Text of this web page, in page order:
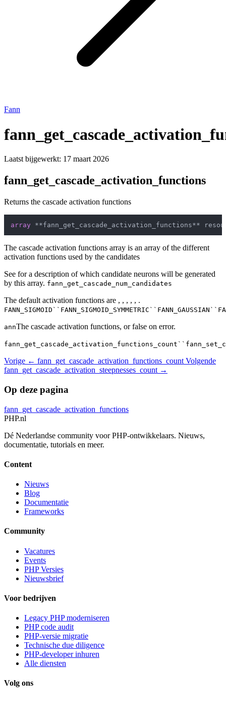
Fann
Laatst bijgewerkt: 17 maart 2026
fann_get_cascade_activation_functions
Returns the cascade activation functions
array **fann_get_cascade_activation_functions**
The cascade activation functions array is an array of the different
activation functions used by the candidates
See for a description of which candidate neurons will be generated
by this array. fann_get_cascade_num_candidates
The default activation functions are , , , , , .
annThe cascade activation functions, or false on error.
Vorige ← fann_get_cascade_activation_functions_count Volgende
fann_get_cascade_activation_steepnesses_count →
Op deze pagina
fann_get_cascade_activation_functions
PHP.nl
Dé Nederlandse community voor PHP-ontwikkelaars. Nieuws,
documentatie, tutorials en meer.
Content
Nieuws
Blog
Documentatie
Frameworks
Community
Vacatures
Events
PHP Versies
Nieuwsbrief
Voor bedrijven
Legacy PHP moderniseren
PHP code audit
PHP-versie migratie
Technische due diligence
PHP-developer inhuren
Alle diensten
Volg ons